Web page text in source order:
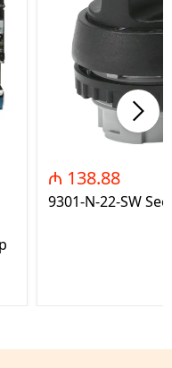
₼ 138.88
9301-N-22-SW